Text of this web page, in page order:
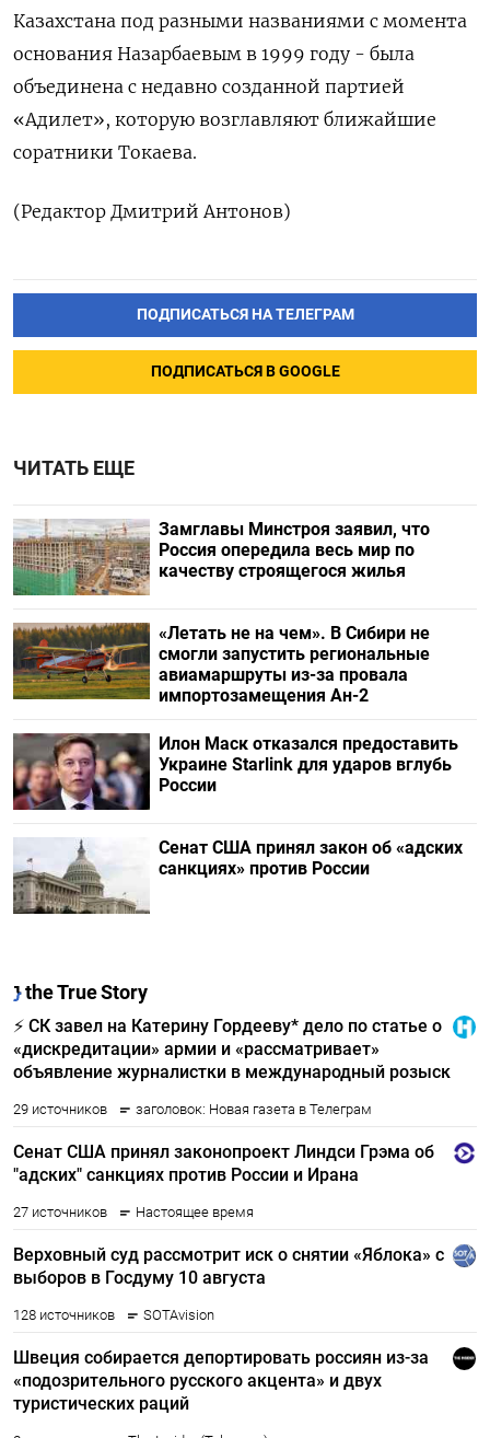
Казахстана под разными названиями с момента
основания ​Назарбаевым в 1999 году - была
объединена с недавно созданной ‌партией
«Адилет», которую возглавляют ближайшие
соратники Токаева.
(Редактор Дмитрий Антонов)
ПОДПИСАТЬСЯ НА ТЕЛЕГРАМ
ПОДПИСАТЬСЯ В GOOGLE
ЧИТАТЬ ЕЩЕ
Замглавы Минстроя заявил, что
Россия опередила весь мир по
качеству строящегося жилья
«Летать не на чем». В Сибири не
смогли запустить региональные
авиамаршруты из-за провала
импортозамещения Ан-2
Илон Маск отказался предоставить
Украине Starlink для ударов вглубь
России
Сенат США принял закон об «адских
санкциях» против России